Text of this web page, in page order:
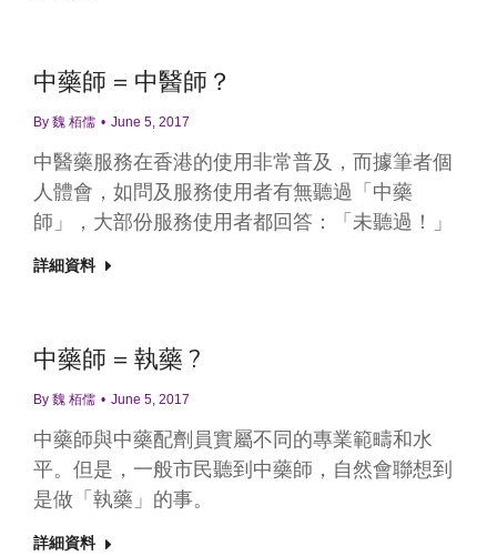
中藥師 = 中醫師？
By 魏 栢儒 June 5, 2017
中醫藥服務在香港的使用非常普及，而據筆者個
人體會，如問及服務使用者有無聽過「中藥
師」，大部份服務使用者都回答：「未聽過！」
詳細資料
中藥師 = 執藥 ?
By 魏 栢儒 June 5, 2017
中藥師與中藥配劑員實屬不同的專業範疇和水
平。但是，一般市民聽到中藥師，自然會聯想到
是做「執藥」的事。
詳細資料